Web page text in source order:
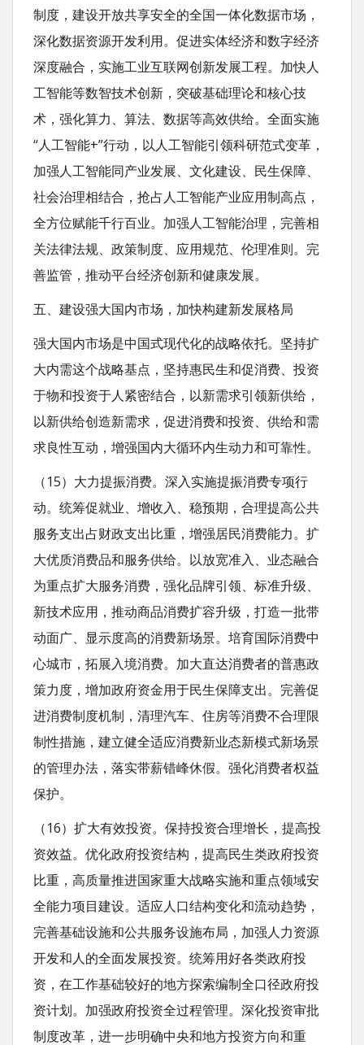
制度，建设开放共享安全的全国一体化数据市场，
深化数据资源开发利用。促进实体经济和数字经济
深度融合，实施工业互联网创新发展工程。加快人
工智能等数智技术创新，突破基础理论和核心技
术，强化算力、算法、数据等高效供给。全面实施
“人工智能+”行动，以人工智能引领科研范式变革，
加强人工智能同产业发展、文化建设、民生保障、
社会治理相结合，抢占人工智能产业应用制高点，
全方位赋能千行百业。加强人工智能治理，完善相
关法律法规、政策制度、应用规范、伦理准则。完
善监管，推动平台经济创新和健康发展。
五、建设强大国内市场，加快构建新发展格局
强大国内市场是中国式现代化的战略依托。坚持扩
大内需这个战略基点，坚持惠民生和促消费、投资
于物和投资于人紧密结合，以新需求引领新供给，
以新供给创造新需求，促进消费和投资、供给和需
求良性互动，增强国内大循环内生动力和可靠性。
（15）大力提振消费。深入实施提振消费专项行
动。统筹促就业、增收入、稳预期，合理提高公共
服务支出占财政支出比重，增强居民消费能力。扩
大优质消费品和服务供给。以放宽准入、业态融合
为重点扩大服务消费，强化品牌引领、标准升级、
新技术应用，推动商品消费扩容升级，打造一批带
动面广、显示度高的消费新场景。培育国际消费中
心城市，拓展入境消费。加大直达消费者的普惠政
策力度，增加政府资金用于民生保障支出。完善促
进消费制度机制，清理汽车、住房等消费不合理限
制性措施，建立健全适应消费新业态新模式新场景
的管理办法，落实带薪错峰休假。强化消费者权益
保护。
（16）扩大有效投资。保持投资合理增长，提高投
资效益。优化政府投资结构，提高民生类政府投资
比重，高质量推进国家重大战略实施和重点领域安
全能力项目建设。适应人口结构变化和流动趋势，
完善基础设施和公共服务设施布局，加强人力资源
开发和人的全面发展投资。统筹用好各类政府投
资，在工作基础较好的地方探索编制全口径政府投
资计划。加强政府投资全过程管理。深化投资审批
制度改革，进一步明确中央和地方投资方向和重